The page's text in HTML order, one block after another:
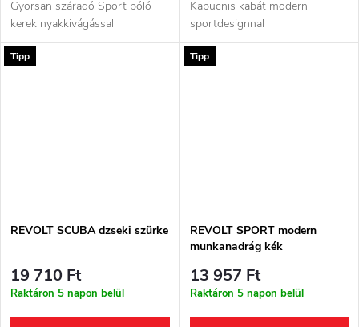
Gyorsan száradó Sport póló
kerek nyakkivágással
Kapucnis kabát modern
sportdesignnal
Tipp
REVOLT SCUBA dzseki szürke
19 710 Ft
Raktáron 5 napon belül
Tipp
REVOLT SPORT modern
munkanadrág kék
13 957 Ft
Raktáron 5 napon belül